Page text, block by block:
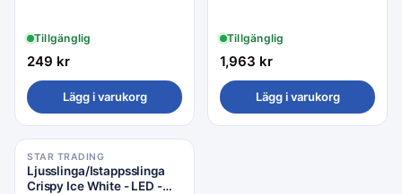
Tillgänglig
249 kr
Lägg i varukorg
Tillgänglig
1,963 kr
Lägg i varukorg
STAR TRADING
Ljusslinga/Istappsslinga
Crispy Ice White - LED -